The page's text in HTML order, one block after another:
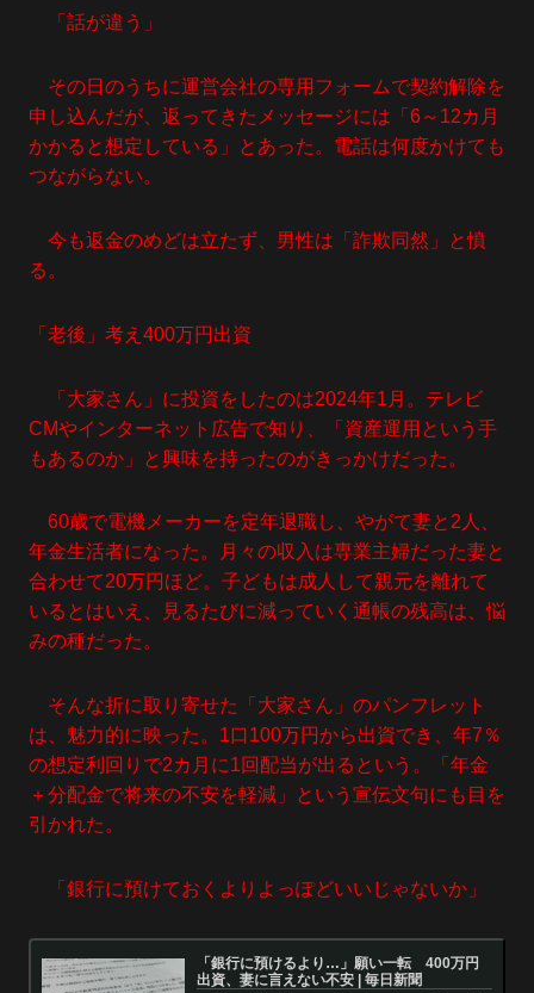
「話が違う」
その日のうちに運営会社の専用フォームで契約解除を
申し込んだが、返ってきたメッセージには「6～12カ月
かかると想定している」とあった。電話は何度かけても
つながらない。
今も返金のめどは立たず、男性は「詐欺同然」と憤
る。
「老後」考え400万円出資
「大家さん」に投資をしたのは2024年1月。テレビ
CMやインターネット広告で知り、「資産運用という手
もあるのか」と興味を持ったのがきっかけだった。
60歳で電機メーカーを定年退職し、やがて妻と2人、
年金生活者になった。月々の収入は専業主婦だった妻と
合わせて20万円ほど。子どもは成人して親元を離れて
いるとはいえ、見るたびに減っていく通帳の残高は、悩
みの種だった。
そんな折に取り寄せた「大家さん」のパンフレット
は、魅力的に映った。1口100万円から出資でき、年7％
の想定利回りで2カ月に1回配当が出るという。「年金
＋分配金で将来の不安を軽減」という宣伝文句にも目を
引かれた。
「銀行に預けておくよりよっぽどいいじゃないか」
「銀行に預けるより…」願い一転 400万円
出資、妻に言えない不安 | 毎日新聞